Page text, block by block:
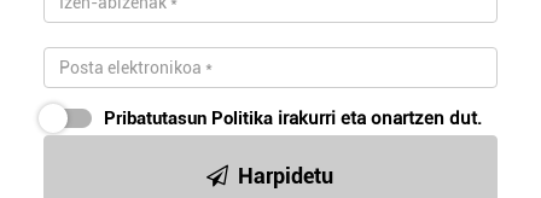
Pribatutasun Politika irakurri eta onartzen dut.
Harpidetu